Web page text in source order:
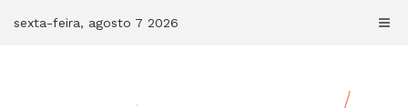
sexta-feira, agosto 7 2026